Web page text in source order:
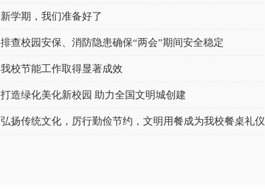
新学期，我们准备好了
排查校园安保、消防隐患确保“两会”期间安全稳定
我校节能工作取得显著成效
打造绿化美化新校园 助力全国文明城创建
弘扬传统文化，厉行勤俭节约，文明用餐成为我校餐桌礼仪